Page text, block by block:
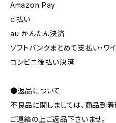
Amazon Pay
ｄ払い
au かんたん決済
ソフトバンクまとめて支払い・ワ
コンビニ後払い決済
●返品について
不良品に関しましては、商品到
ご連絡の上ご返品下さいませ。